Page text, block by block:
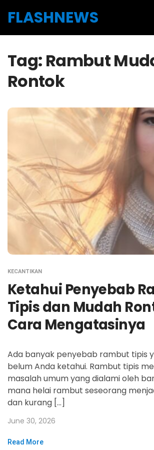
FLASHNEWS
Tag: Rambut
Rontok
KECANTIKAN
Ketahui Penyebab
Tipis dan Mudah
Cara Mengatasinya
Ada banyak penyebab rambut tipis
belum Anda ketahui. Rambut tipis
masalah umum yang dialami oleh
mana helai rambut seseorang
dan kurang […]
June 30, 2026
Read More